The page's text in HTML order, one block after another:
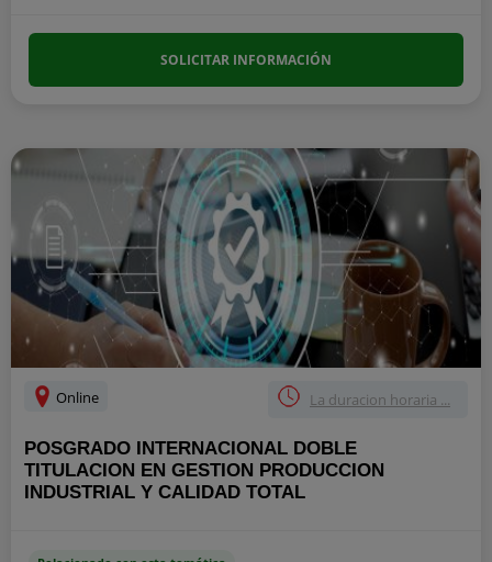
SOLICITAR INFORMACIÓN
Online La duracion horaria ...
POSGRADO INTERNACIONAL DOBLE
TITULACION EN GESTION PRODUCCION
INDUSTRIAL Y CALIDAD TOTAL